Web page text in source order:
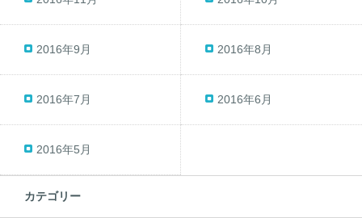
2016年9月 2016年8月
2016年7月 2016年6月
2016年5月
カテゴリー